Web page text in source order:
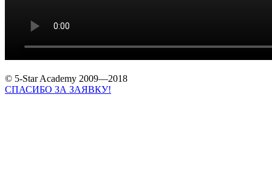
© 5-Star Academy 2009—2018
СПАСИБО ЗА ЗАЯВКУ!